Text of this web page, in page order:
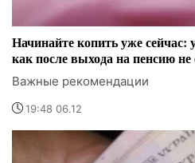
Начинайте копить уже сейчас:
как после выхода на пенсию не
Важные рекомендации
19:48 06.12